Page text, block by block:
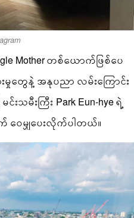
Mother တစ်ယောက်ဖြစ်ပေ
တွေနဲ့ အနုပညာ လမ်းကြောင်း
မီးကြီး Park Eun-hye ရဲ့
ဝေမျှပေးလိုက်ပါတယ်။